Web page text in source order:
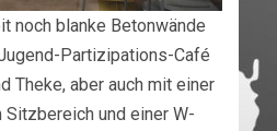
noch blanke Betonwände
Partizipations-Café
Theke, aber auch mit einer
Sitzbereich und einer W-